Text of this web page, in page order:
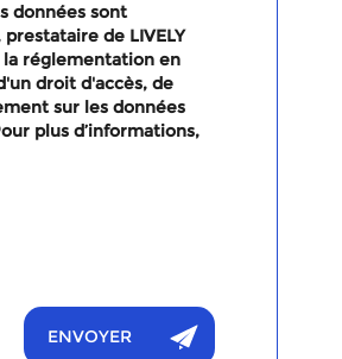
données sont
de LIVELY
la réglementation en
droit d'accès, de
sur les données
plus d’informations,